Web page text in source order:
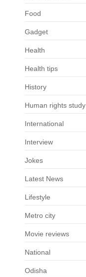
Food
Gadget
Health
Health tips
History
Human rights study
International
Interview
Jokes
Latest News
Lifestyle
Metro city
Movie reviews
National
Odisha